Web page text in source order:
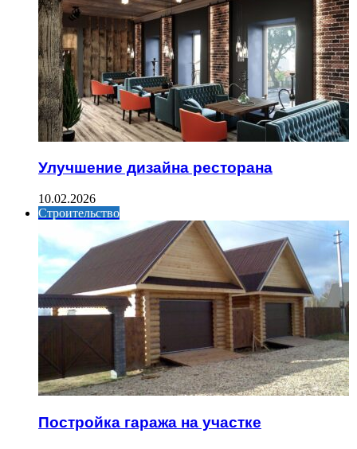
Улучшение дизайна ресторана
10.02.2026
Строительство
Постройка гаража на участке